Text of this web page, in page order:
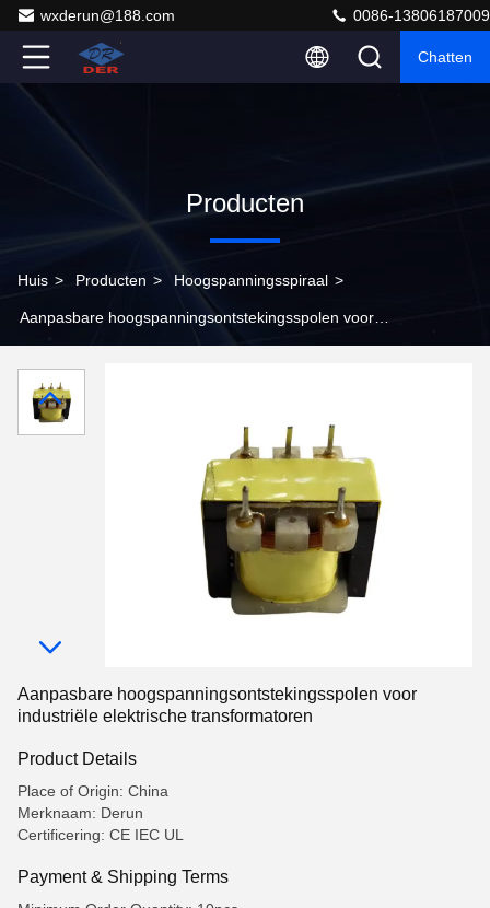
wxderun@188.com 0086-13806187009
Chatten
Producten
Huis > Producten > Hoogspanningsspiraal >
Aanpasbare hoogspanningsontstekingsspolen voor
Aanpasbare hoogspanningsontstekingsspolen voor
industriële elektrische transformatoren
Product Details
Place of Origin: China
Merknaam: Derun
Certificering: CE IEC UL
Payment & Shipping Terms